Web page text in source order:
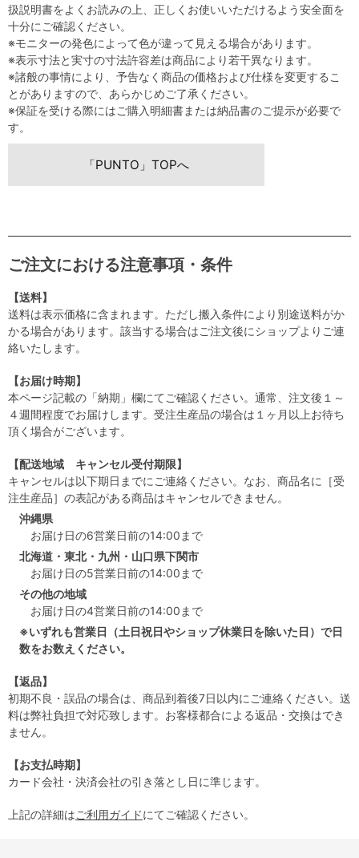
扱説明書をよくお読みの上、正しくお使いいただけるよう安全面を
十分にご確認ください。
※モニターの発色によって色が違って見える場合があります。
※表示寸法と実寸の寸法許容差は商品により若干異なります。
※諸般の事情により、予告なく商品の価格および仕様を変更するこ
とがありますので、あらかじめご了承ください。
※保証を受ける際にはご購入明細書または納品書のご提示が必要で
す。
「PUNTO」TOPへ
ご注文における注意事項・条件
【送料】
送料は表示価格に含まれます。ただし搬入条件により別途送料がか
かる場合があります。該当する場合はご注文後にショップよりご連
絡いたします。
【お届け時期】
本ページ記載の「納期」欄にてご確認ください。通常、注文後１～
４週間程度でお届けします。受注生産品の場合は１ヶ月以上お待ち
頂く場合がございます。
【配送地域 キャンセル受付期限】
キャンセルは以下期日までにご連絡ください。なお、商品名に［受
注生産品］の表記がある商品はキャンセルできません。
沖縄県
お届け日の6営業日前の14:00まで
北海道・東北・九州・山口県下関市
お届け日の5営業日前の14:00まで
その他の地域
お届け日の4営業日前の14:00まで
※いずれも営業日（土日祝日やショップ休業日を除いた日）で日
数をお数えください。
【返品】
初期不良・誤品の場合は、商品到着後7日以内にご連絡ください。送
料は弊社負担で対応致します。お客様都合による返品・交換はでき
ません。
【お支払時期】
カード会社・決済会社の引き落とし日に準じます。
上記の詳細はご利用ガイドにてご確認ください。